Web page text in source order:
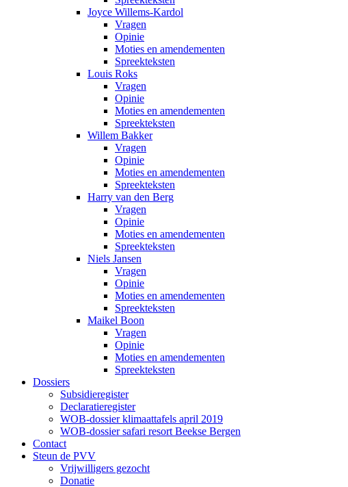
Joyce Willems-Kardol
Vragen
Opinie
Moties en amendementen
Spreekteksten
Louis Roks
Vragen
Opinie
Moties en amendementen
Spreekteksten
Willem Bakker
Vragen
Opinie
Moties en amendementen
Spreekteksten
Harry van den Berg
Vragen
Opinie
Moties en amendementen
Spreekteksten
Niels Jansen
Vragen
Opinie
Moties en amendementen
Spreekteksten
Maikel Boon
Vragen
Opinie
Moties en amendementen
Spreekteksten
Dossiers
Subsidieregister
Declaratieregister
WOB-dossier klimaattafels april 2019
WOB-dossier safari resort Beekse Bergen
Contact
Steun de PVV
Vrijwilligers gezocht
Donatie